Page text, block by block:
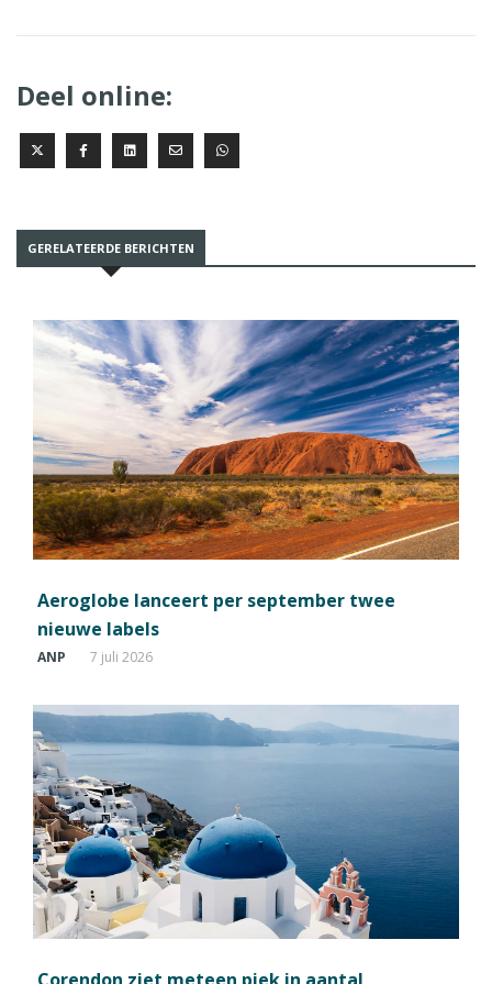
Deel online:
GERELATEERDE BERICHTEN
Aeroglobe lanceert per september twee
nieuwe labels
ANP 7 juli 2026